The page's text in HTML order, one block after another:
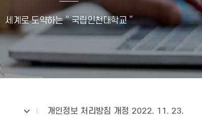
세계로 도약하는 “ 국립인천대학교 ”
개인정보 처리방침 개정 2022. 11. 23.